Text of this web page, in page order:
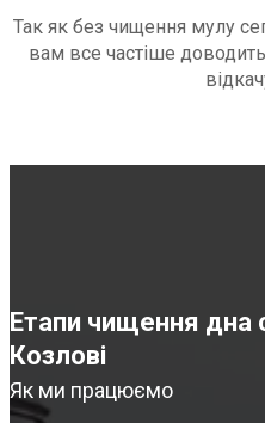
Так як без чищення мулу
вам все частіше
Етапи чищення дна
Козлові
Як ми працюємо